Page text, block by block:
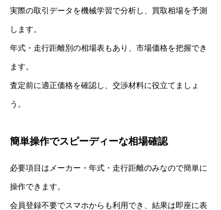
実際の取引データを機械学習で分析し、買取相場を予測
します。
年式・走行距離別の相場表もあり、市場価格を把握でき
ます。
査定前に適正価格を確認し、交渉材料に役立てましょ
う。
簡単操作でスピーディーな相場確認
必要項目はメーカー・年式・走行距離のみなので簡単に
操作できます。
会員登録不要でスマホからも利用でき、結果は即座に表